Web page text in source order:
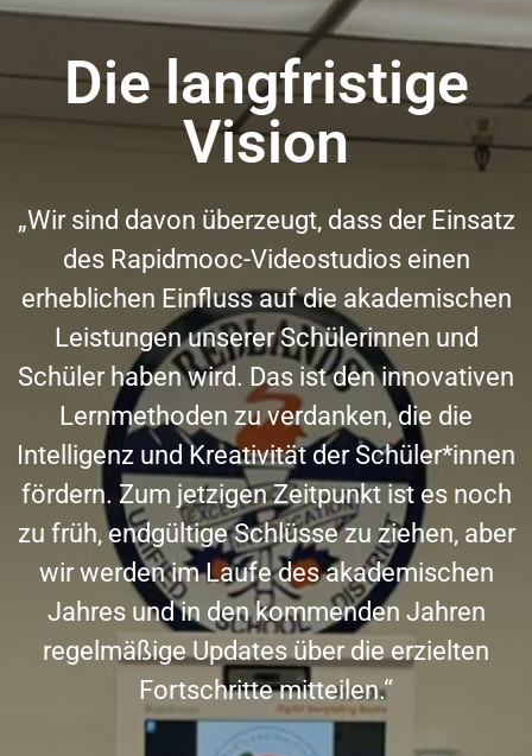
Die langfristige
Vision
„Wir sind davon überzeugt, dass der Einsatz
des Rapidmooc-Videostudios einen
erheblichen Einfluss auf die akademischen
Leistungen unserer Schülerinnen und
Schüler haben wird. Das ist den innovativen
Lernmethoden zu verdanken, die die
Intelligenz und Kreativität der Schüler*innen
fördern. Zum jetzigen Zeitpunkt ist es noch
zu früh, endgültige Schlüsse zu ziehen, aber
wir werden im Laufe des akademischen
Jahres und in den kommenden Jahren
regelmäßige Updates über die erzielten
Fortschritte mitteilen.“